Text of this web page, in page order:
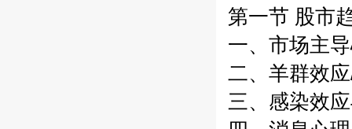
第一节 股市
一、市场主
二、羊群效
三、感染效